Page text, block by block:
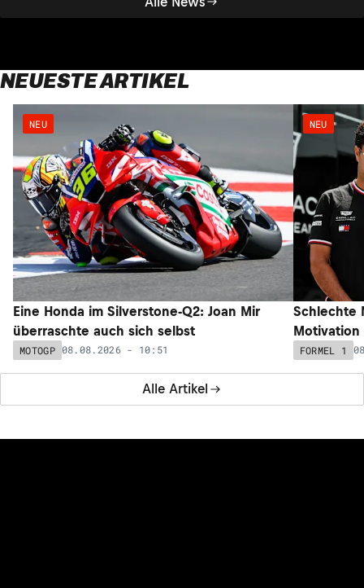
NEUESTE ARTIKEL
Alle Artikel
NEU
Eine Honda im Silverstone-Q2: Joan Mir
überraschte auch sich selbst
MOTOGP 08.08.2026 - 10:51
NEU
Schlechte
Motivation
FORMEL 1